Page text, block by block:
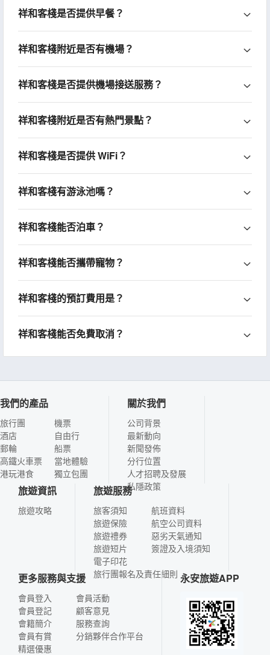
祥和客棧是否提供早餐？
祥和客棧附近是否有機場？
祥和客棧是否提供機場接送服務？
祥和客棧附近是否有熱門景點？
祥和客棧是否提供 WiFi？
祥和客棧有游泳池嗎？
祥和客棧能否泊車？
祥和客棧能否攜帶寵物？
祥和客棧的預訂費用是？
祥和客棧能否免費取消？
我們的產品
旅行團
酒店
郵輪
高鐵火車票
港玩港食
機票
自由行
船票
當地體驗
獨立包團
關於我們
公司背景
最新動向
新聞發佈
分行位置
人才招聘及發展
私隱政策
旅遊資訊
旅遊攻略
旅遊服務
旅客須知
旅遊保險
旅遊禮券
旅遊短片
電子印花
航班資料
航空公司資料
惡劣天氣通知
簽證及入境須知
旅行團報名及責任細則
更多服務與支援
會員登入
會員登記
會籍簡介
會員有賞
精選優惠
會員活動
顧客意見
服務查詢
分銷夥伴合作平台
永安旅遊APP